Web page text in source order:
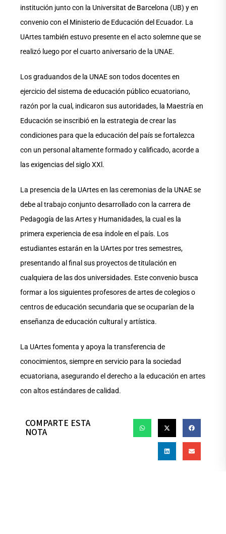
institución junto con la Universitat de Barcelona (UB) y en
convenio con el Ministerio de Educación del Ecuador. La
UArtes también estuvo presente en el acto solemne que se
realizó luego por el cuarto aniversario de la UNAE.
Los graduandos de la UNAE son todos docentes en
ejercicio del sistema de educación público ecuatoriano,
razón por la cual, indicaron sus autoridades, la Maestría en
Educación se inscribió en la estrategia de crear las
condiciones para que la educación del país se fortalezca
con un personal altamente formado y calificado, acorde a
las exigencias del siglo XXl.
La presencia de la UArtes en las ceremonias de la UNAE se
debe al trabajo conjunto desarrollado con la carrera de
Pedagogía de las Artes y Humanidades, la cual es la
primera experiencia de esa índole en el país. Los
estudiantes estarán en la UArtes por tres semestres,
presentando al final sus proyectos de titulación en
cualquiera de las dos universidades. Este convenio busca
formar a los siguientes profesores de artes de colegios o
centros de educación secundaria que se ocuparían de la
enseñanza de educación cultural y artística.
La UArtes fomenta y apoya la transferencia de
conocimientos, siempre en servicio para la sociedad
ecuatoriana, asegurando el derecho a la educación en artes
con altos estándares de calidad.
COMPARTE ESTA
NOTA